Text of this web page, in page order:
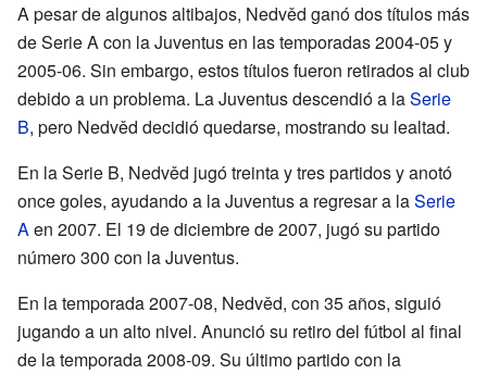
A pesar de algunos altibajos, Nedvěd ganó dos títulos más
de Serie A con la Juventus en las temporadas 2004-05 y
2005-06. Sin embargo, estos títulos fueron retirados al club
debido a un problema. La Juventus descendió a laSerie
B, pero Nedvěd decidió quedarse, mostrando su lealtad.
En la Serie B, Nedvěd jugó treinta y tres partidos y anotó
once goles, ayudando a la Juventus a regresar a laSerie
Aen 2007. El 19 de diciembre de 2007, jugó su partido
número 300 con la Juventus.
En la temporada 2007-08, Nedvěd, con 35 años, siguió
jugando a un alto nivel. Anunció su retiro del fútbol al final
de la temporada 2008-09. Su último partido con la